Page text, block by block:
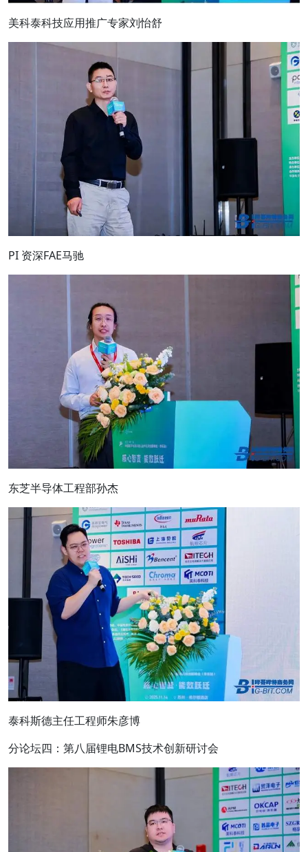
美科泰科技应用推广专家刘怡舒
PI 资深FAE马驰
东芝半导体工程部孙杰
泰科斯德主任工程师朱彦博
分论坛四：第八届锂电BMS技术创新研讨会